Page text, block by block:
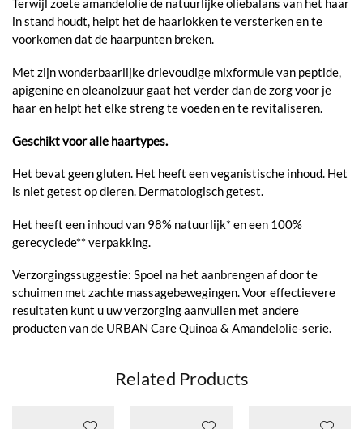
Terwijl zoete amandelolie de natuurlijke oliebalans van het haar
in stand houdt, helpt het de haarlokken te versterken en te
voorkomen dat de haarpunten breken.
Met zijn wonderbaarlijke drievoudige mixformule van peptide,
apigenine en oleanolzuur gaat het verder dan de zorg voor je
haar en helpt het elke streng te voeden en te revitaliseren.
Geschikt voor alle haartypes.
Het bevat geen gluten. Het heeft een veganistische inhoud. Het
is niet getest op dieren. Dermatologisch getest.
Het heeft een inhoud van 98% natuurlijk* en een 100%
gerecyclede** verpakking.
Verzorgingssuggestie: Spoel na het aanbrengen af door te
schuimen met zachte massagebewegingen. Voor effectievere
resultaten kunt u uw verzorging aanvullen met andere
producten van de URBAN Care Quinoa & Amandelolie-serie.
Related Products